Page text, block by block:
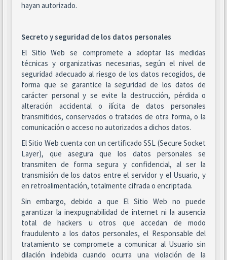
hayan autorizado.
Secreto y seguridad de los datos personales
El Sitio Web se compromete a adoptar las medidas
técnicas y organizativas necesarias, según el nivel de
seguridad adecuado al riesgo de los datos recogidos, de
forma que se garantice la seguridad de los datos de
carácter personal y se evite la destrucción, pérdida o
alteración accidental o ilícita de datos personales
transmitidos, conservados o tratados de otra forma, o la
comunicación o acceso no autorizados a dichos datos.
El Sitio Web cuenta con un certificado SSL (Secure Socket
Layer), que asegura que los datos personales se
transmiten de forma segura y confidencial, al ser la
transmisión de los datos entre el servidor y el Usuario, y
en retroalimentación, totalmente cifrada o encriptada.
Sin embargo, debido a que El Sitio Web no puede
garantizar la inexpugnabilidad de internet ni la ausencia
total de hackers u otros que accedan de modo
fraudulento a los datos personales, el Responsable del
tratamiento se compromete a comunicar al Usuario sin
dilación indebida cuando ocurra una violación de la